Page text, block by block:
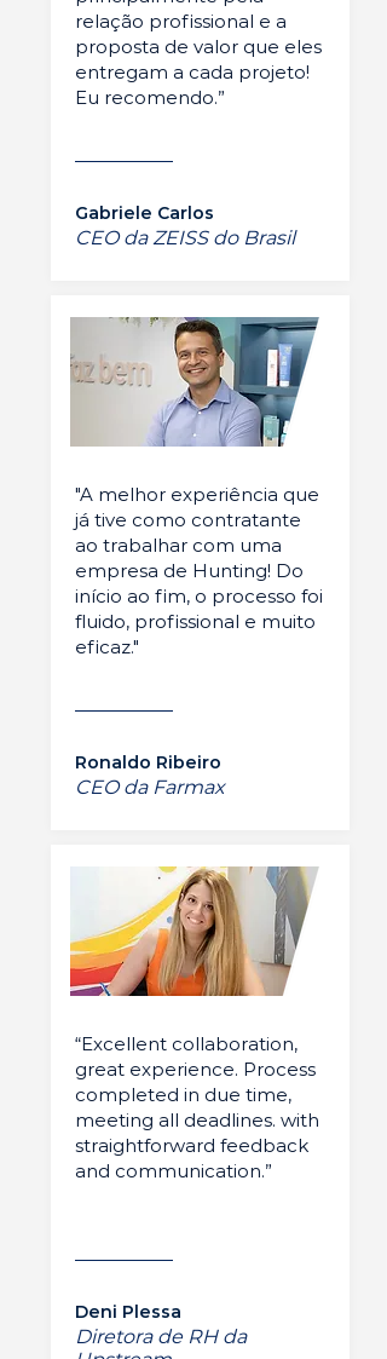
relação profissional e a
proposta de valor que eles
entregam a cada projeto!
Eu recomendo.”
Gabriele Carlos
CEO da ZEISS do Brasil
"A melhor experiência que
já tive como contratante
ao trabalhar com uma
empresa de Hunting! Do
início ao fim, o processo foi
fluido, profissional e muito
eficaz."
Ronaldo Ribeiro
CEO da Farmax
“Excellent collaboration,
great experience. Process
completed in due time,
meeting all deadlines. with
straightforward feedback
and communication.”
Deni Plessa
Diretora de RH da